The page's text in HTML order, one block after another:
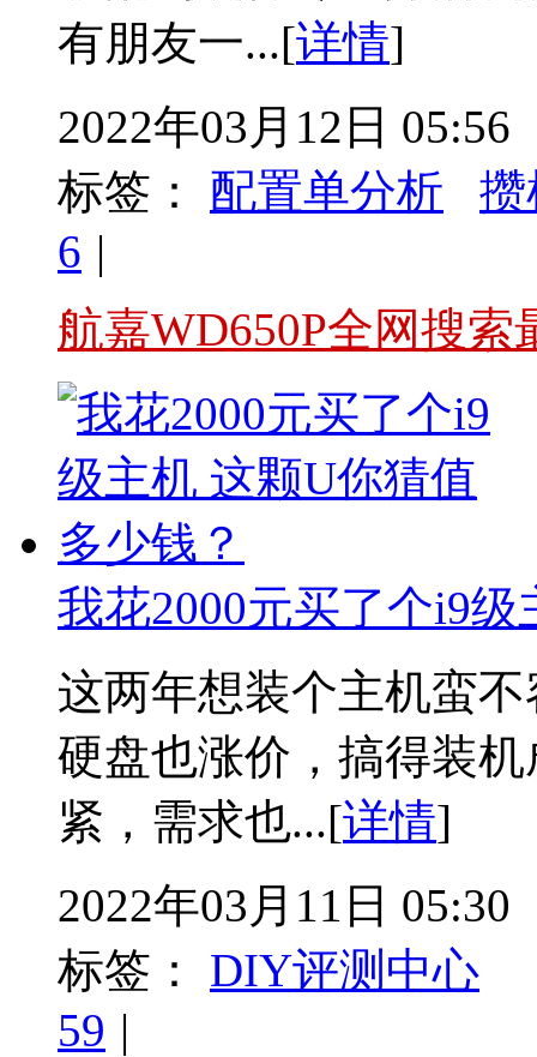
有朋友一...[详情]
2022年03月12日 05:56
标签：
配置单分析
攒
6 |
航嘉WD650P全网搜索
我花2000元买了个i9
这两年想装个主机蛮
硬盘也涨价，搞得装
紧，需求也...[详情]
2022年03月11日 05:30
标签：
DIY评测中心
59 |